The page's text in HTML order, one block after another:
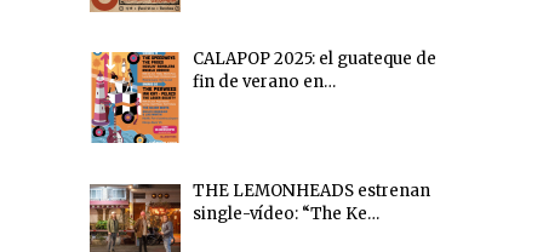
CALAPOP 2025: el guateque de
fin de verano en…
THE LEMONHEADS estrenan
single-vídeo: “The Ke…